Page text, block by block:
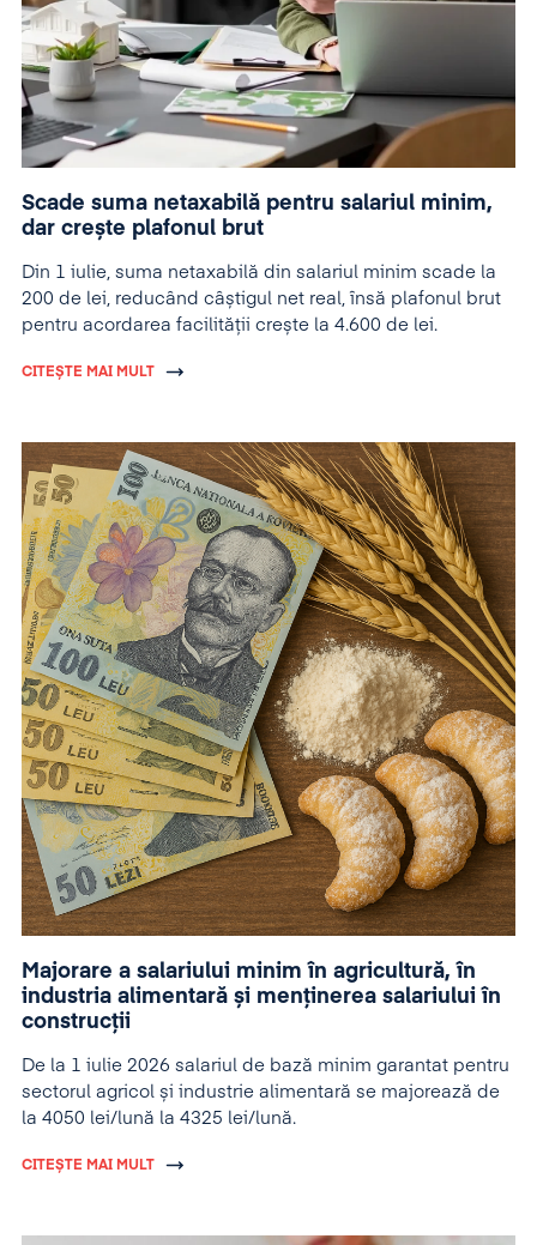
Scade suma netaxabilă pentru salariul minim,
dar crește plafonul brut
Din 1 iulie, suma netaxabilă din salariul minim scade la
200 de lei, reducând câștigul net real, însă plafonul brut
pentru acordarea facilității crește la 4.600 de lei.
CITEȘTE MAI MULT
Majorare a salariului minim în agricultură, în
industria alimentară și menținerea salariului în
construcții
De la 1 iulie 2026 salariul de bază minim garantat pentru
sectorul agricol și industrie alimentară se majorează de
la 4050 lei/lună la 4325 lei/lună.
CITEȘTE MAI MULT